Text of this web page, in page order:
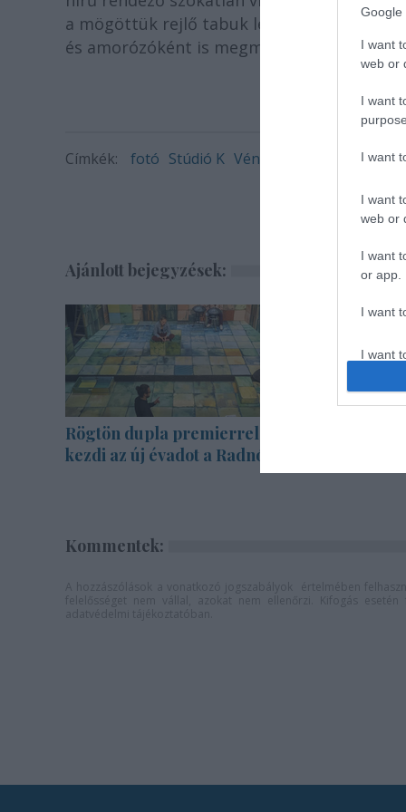
Google
I want
web or
I want
I want
I want
web or
I want
or app.
I want
I want
a mögöttük rejlő tabuk leleplezése a
és amorózóként is megmutatkoznak az
Címkék: fotó Stúdió K Véner Orsolya
Ajánlott bejegyzések:
Rögtön dupla premierrel
kezdi az új évadot a Radnóti
Ősszel
Kommentek: